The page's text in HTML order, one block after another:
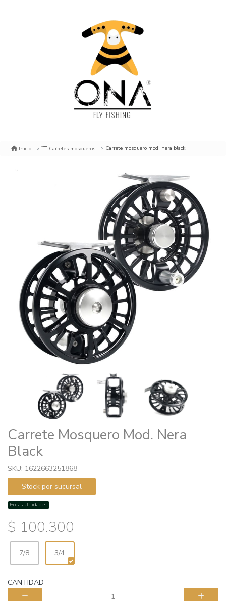
Inicio Carretes mosqueros Carrete mosquero mod. nera black
Carrete Mosquero Mod. Nera
Black
SKU: 1622663251868
Stock por sucursal
Pocas Unidades.
$ 100.300
7/8 3/4
CANTIDAD